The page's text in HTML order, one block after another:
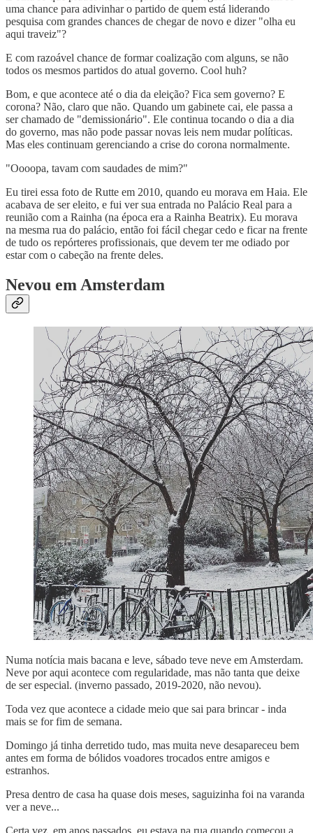
uma chance para adivinhar o partido de quem está liderando
pesquisa com grandes chances de chegar de novo e dizer "olha eu
aqui traveiz"?
E com razoável chance de formar coalização com alguns, se não
todos os mesmos partidos do atual governo. Cool huh?
Bom, e que acontece até o dia da eleição? Fica sem governo? E
corona? Não, claro que não. Quando um gabinete cai, ele passa a
ser chamado de "demissionário". Ele continua tocando o dia a dia
do governo, mas não pode passar novas leis nem mudar políticas.
Mas eles continuam gerenciando a crise do corona normalmente.
"Oooopa, tavam com saudades de mim?"
Eu tirei essa foto de Rutte em 2010, quando eu morava em Haia. Ele
acabava de ser eleito, e fui ver sua entrada no Palácio Real para a
reunião com a Rainha (na época era a Rainha Beatrix). Eu morava
na mesma rua do palácio, então foi fácil chegar cedo e ficar na frente
de tudo os repórteres profissionais, que devem ter me odiado por
estar com o cabeção na frente deles.
Nevou em Amsterdam
Numa notícia mais bacana e leve, sábado teve neve em Amsterdam.
Neve por aqui acontece com regularidade, mas não tanta que deixe
de ser especial. (inverno passado, 2019-2020, não nevou).
Toda vez que acontece a cidade meio que sai para brincar - inda
mais se for fim de semana.
Domingo já tinha derretido tudo, mas muita neve desapareceu bem
antes em forma de bólidos voadores trocados entre amigos e
estranhos.
Presa dentro de casa ha quase dois meses, saguizinha foi na varanda
ver a neve...